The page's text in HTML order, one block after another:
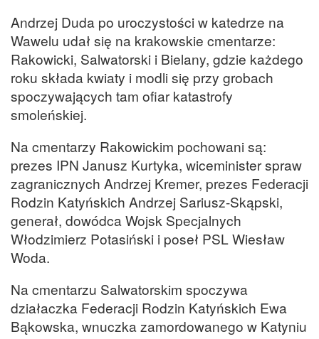
Andrzej Duda po uroczystości w katedrze na
Wawelu udał się na krakowskie cmentarze:
Rakowicki, Salwatorski i Bielany, gdzie każdego
roku składa kwiaty i modli się przy grobach
spoczywających tam ofiar katastrofy
smoleńskiej.
Na cmentarzy Rakowickim pochowani są:
prezes IPN Janusz Kurtyka, wiceminister spraw
zagranicznych Andrzej Kremer, prezes Federacji
Rodzin Katyńskich Andrzej Sariusz-Skąpski,
generał, dowódca Wojsk Specjalnych
Włodzimierz Potasiński i poseł PSL Wiesław
Woda.
Na cmentarzu Salwatorskim spoczywa
działaczka Federacji Rodzin Katyńskich Ewa
Bąkowska, wnuczka zamordowanego w Katyniu